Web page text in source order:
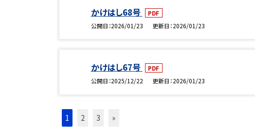
かけはし68号
PDF
公開日 2026/01/23 更新日 2026/01/23
かけはし67号
PDF
公開日 2025/12/22 更新日 2026/01/23
1 2 3 »